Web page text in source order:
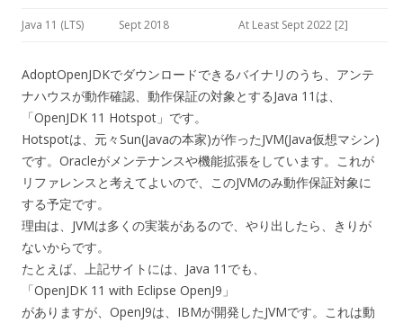
Java 11 (LTS) Sept 2018 At Least Sept 2022 [2]
AdoptOpenJDKでダウンロードできるバイナリのうち、アンテ
ナハウスが動作確認、動作保証の対象とするJava 11は、
「OpenJDK 11 Hotspot」です。
Hotspotは、元々Sun(Javaの本家)が作ったJVM(Java仮想マシン)
です。Oracleがメンテナンスや機能拡張をしています。これが
リファレンスと考えてよいので、このJVMのみ動作保証対象に
する予定です。
理由は、JVMは多くの実装があるので、やり出したら、きりが
ないからです。
たとえば、上記サイトには、Java 11でも、
「OpenJDK 11 with Eclipse OpenJ9」
がありますが、OpenJ9は、IBMが開発したJVMです。これは動